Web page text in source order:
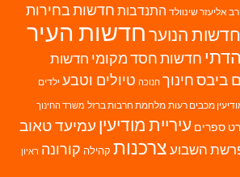
אליעזר שינוולד התנדבות חדשות בחירות
חדשות הנוערחדשות העיר
חדשות חסד מקומי חדשות
ביבסחינוך חנוכה טיולים וטבע ילדים
מכבים רעות מלחמת חרבות ברזל משרד החינוך
ספרים עיריית מודיעין עמיעד טאוב
השבועצרכנות קהילה קורונה ראיון